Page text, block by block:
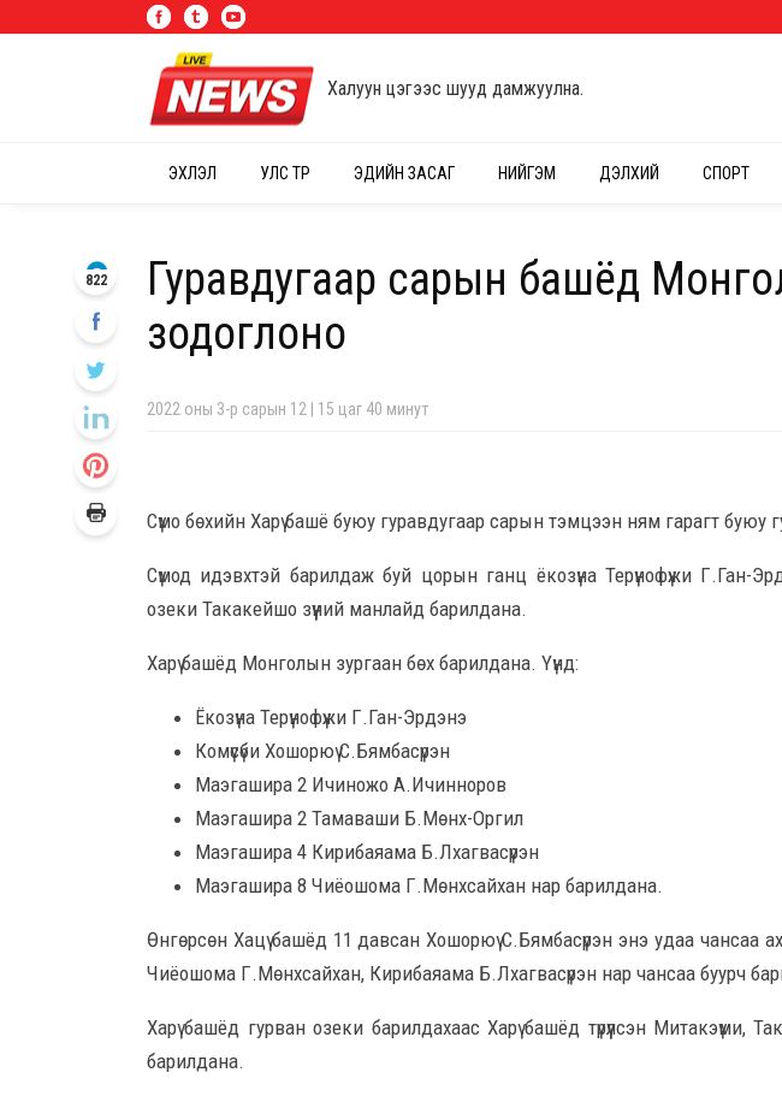
Халуун цэгээс шууд дамжуулна.
ЭХЛЭЛ УЛС ТӨР ЭДИЙН ЗАСАГ НИЙГЭМ ДЭЛХИЙ СПОРТ
Гуравдугаар сарын башёд
зодоглоно
2022 оны 3-р сарын 12 | 15 цаг 40 минут
822
Сүмо бөхийн Харү башё буюу гуравдугаар сарын тэмцээн ням гарагт буюу
Сүмод идэвхтэй барилдаж буй цорын ганц ёкозүна Терүнофүжи Г.Ган-
озеки Такакейшо зүүний манлайд барилдана.
Харү башёд Монголын зургаан бөх барилдана. Үүнд:
Ёкозүна Терүнофүжи Г.Ган-Эрдэнэ
Комүсүби Хошорюү С.Бямбасүрэн
Маэгашира 2 Ичиножо А.Ичинноров
Маэгашира 2 Тамаваши Б.Мөнх-Оргил
Маэгашира 4 Кирибаяама Б.Лхагвасүрэн
Маэгашира 8 Чиёошома Г.Мөнхсайхан нар барилдана.
Өнгөрсөн Хацү башёд 11 давсан Хошорюү С.Бямбасүрэн энэ удаа чансаа
Чиёошома Г.Мөнхсайхан, Кирибаяама Б.Лхагвасүрэн нар чансаа буурч
Харү башёд гурван озеки барилдахаас Харү башёд түрүүлсэн Митакэүми,
барилдана.